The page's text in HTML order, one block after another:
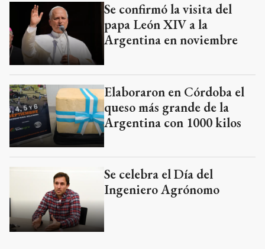
Se confirmó la visita del
papa León XIV a la
Argentina en noviembre
Elaboraron en Córdoba el
queso más grande de la
Argentina con 1000 kilos
Se celebra el Día del
Ingeniero Agrónomo